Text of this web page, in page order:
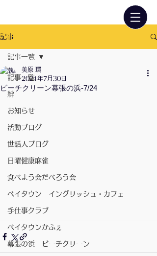
記事
記事一覧
絆
お知らせ
活動ブログ
世話人ブログ
日曜健康麻雀
食べよう会だべろう会
ベイタウン イングリッシュ・カフェ
手仕事クラブ
ベイタウンかふぇ
幕張の浜 ビーチクリーン
記事一覧
ビーチクリーン幕張の浜-7/24
美原 環
2021年7月30日